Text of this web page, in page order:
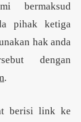
bermaksud
pihak ketiga
hak anda
dengan
.
berisi link ke